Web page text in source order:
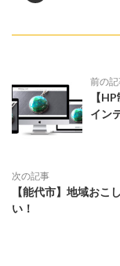
前の
【
イン
次の記事
【能代市】地域おこ
い！